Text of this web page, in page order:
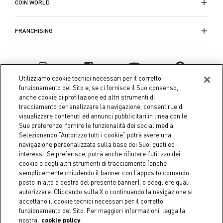
COIN WORLD
FRANCHISING
Coin S.p.A. Tax code / VAT number 04391480276, share capital
€ 10.000.000,00 fully paid up
Company data Cookie Policy Privacy Policy
Legal
Notice
Utilizziamo cookie tecnici necessari per il corretto
funzionamento del Sito e, se ci fornisce il Suo consenso,
anche cookie di profilazione ed altri strumenti di
tracciamento per analizzare la navigazione, consentirLe di
visualizzare contenuti ed annunci pubblicitari in linea con le
Sue preferenze, fornire le funzionalità dei social media.
Selezionando “Autorizzo tutti i cookie” potrà avere una
navigazione personalizzata sulla base dei Suoi gusti ed
interessi. Se preferisce, potrà anche rifiutare l’utilizzo dei
cookie e degli altri strumenti di tracciamento (anche
semplicemente chiudendo il banner con l’apposito comando
posto in alto a destra del presente banner), o scegliere quali
autorizzare. Cliccando sulla X o continuando la navigazione si
accettano il cookie tecnici necessari per il corretto
funzionamento del Sito. Per maggiori informazioni, legga la
nostra
cookie policy